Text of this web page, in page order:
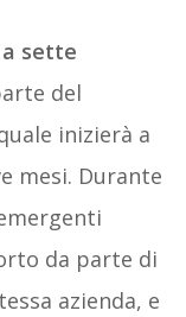
sette
del
inizierà a
mesi. Durante
da parte di
azienda, e